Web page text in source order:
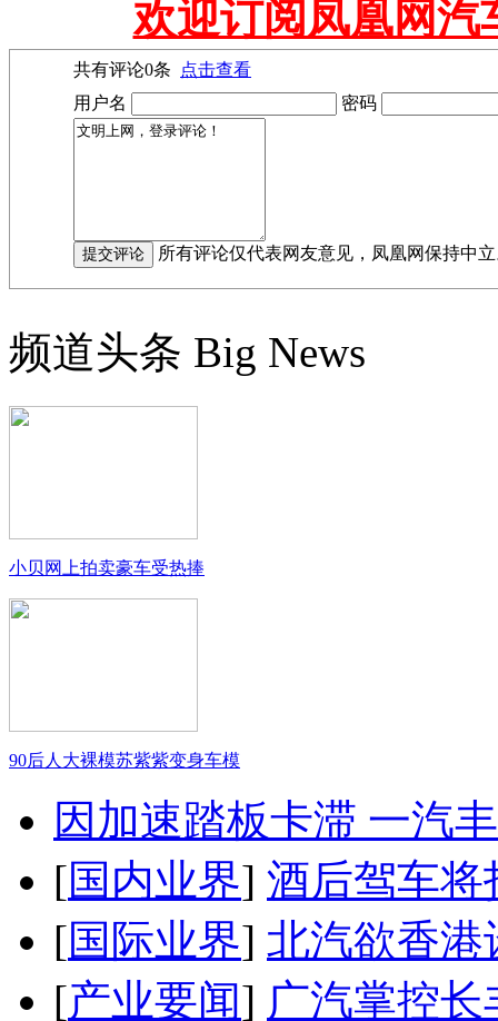
欢迎订阅凤凰网汽
共有评论0条
点击查看
用户名
密码
所有评论仅代表网友意见，凤凰网保持中
频道头条 Big News
小贝网上拍卖豪车受热捧
90后人大裸模苏紫紫变身车模
因加速踏板卡滞 一汽
[国内业界] 酒后驾车将
[国际业界] 北汽欲香港
[产业要闻] 广汽掌控